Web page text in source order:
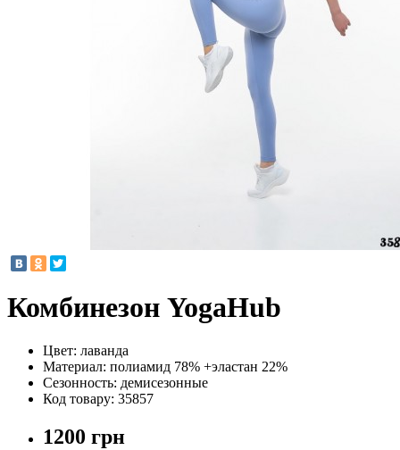
Комбинезон YogaHub
Цвет: лаванда
Материал: полиамид 78% +эластан 22%
Сезонность: демисезонные
Код товару: 35857
1200 грн